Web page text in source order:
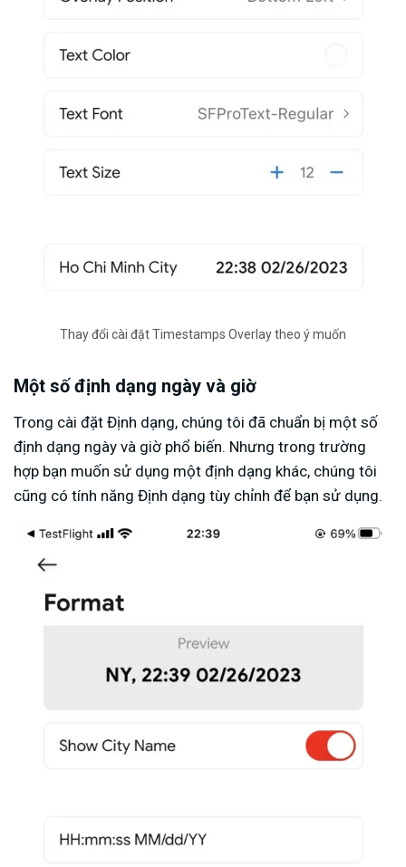
Thay đổi cài đặt Timestamps Overlay theo ý muốn
Một số định dạng ngày và giờ
Trong cài đặt Định dạng, chúng tôi đã chuẩn bị một số
định dạng ngày và giờ phổ biến. Nhưng trong trường
hợp bạn muốn sử dụng một định dạng khác, chúng tôi
cũng có tính năng Định dạng tùy chỉnh để bạn sử dụng.